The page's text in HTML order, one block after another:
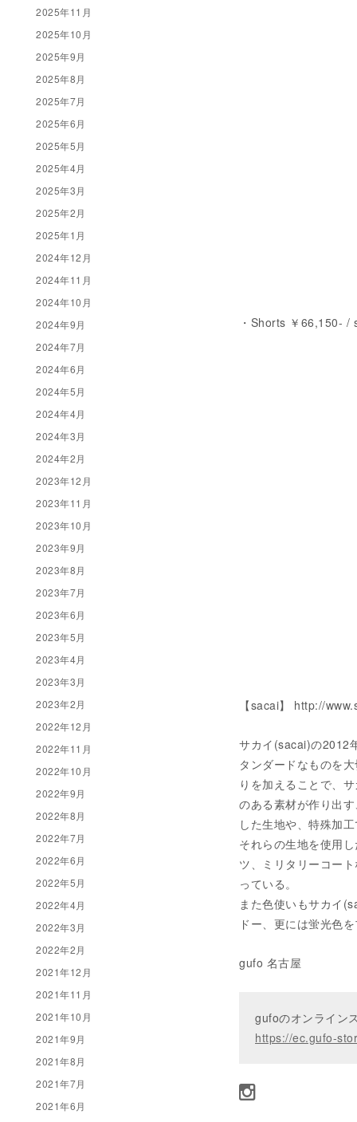
・Shorts ￥66,150- /
【sacai】 http://
サカイ(sacai)の2012
タンダードなものを
りを加えることで、
のある素材が作り出
した生地や、特殊加
それらの生地を使用
ツ、ミリタリーコー
っている。
また色使いもサカイ
ドー、更には蛍光色
gufo 名古屋
gufoのオンライン
https://ec.gufo-
2025年11月
2025年10月
2025年9月
2025年8月
2025年7月
2025年6月
2025年5月
2025年4月
2025年3月
2025年2月
2025年1月
2024年12月
2024年11月
2024年10月
2024年9月
2024年7月
2024年6月
2024年5月
2024年4月
2024年3月
2024年2月
2023年12月
2023年11月
2023年10月
2023年9月
2023年8月
2023年7月
2023年6月
2023年5月
2023年4月
2023年3月
2023年2月
2022年12月
2022年11月
2022年10月
2022年9月
2022年8月
2022年7月
2022年6月
2022年5月
2022年4月
2022年3月
2022年2月
2021年12月
2021年11月
2021年10月
2021年9月
2021年8月
2021年7月
2021年6月